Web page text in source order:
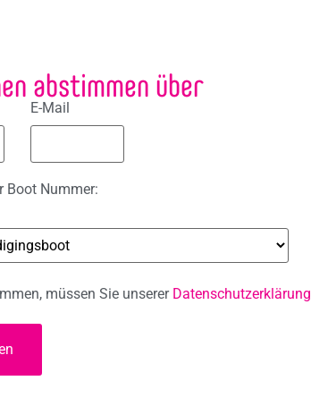
abstimmen über
E-Mail
Boot Nummer:
müssen Sie unserer Datenschutzerklärung